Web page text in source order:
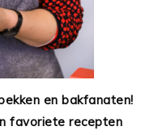
en bakfanaten!
favoriete recepten